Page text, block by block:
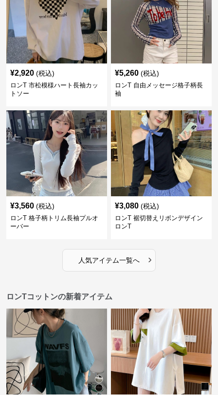
¥2,920 (税込)
ロンT 市松模様ハート長袖カッ
トソー
¥5,260 (税込)
ロンT 自由メッセージ格子柄長
袖
¥3,560 (税込)
ロンT 格子柄トリム長袖プルオ
ーバー
¥3,080 (税込)
ロンT 裾切替えリボンデザイン
ロンT
人気アイテム一覧へ ›
ロンTコットンの新着アイテム